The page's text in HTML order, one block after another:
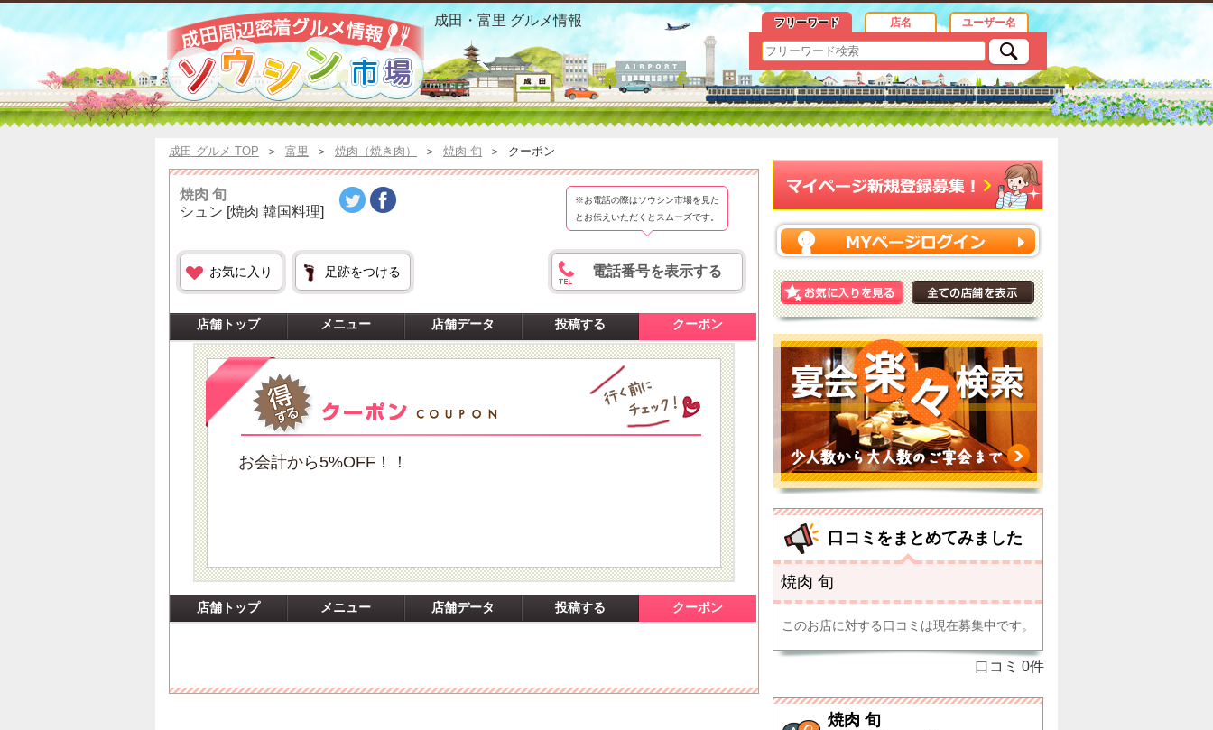
富里 日吉台 ｜焼肉 旬 クーポンおすすめ情報
成田・富里 グルメ情報 フリーワード 店名 ユーザー名
成田 グルメ TOP ＞ 富里 ＞ 焼肉（焼き肉） ＞ 焼肉 旬 ＞ クーポン
焼肉 旬
シュン [焼肉 韓国料理]
お気に入り 足跡をつける
※お電話の際はソウシン市場を見た
とお伝えいただくとスムーズです。
電話番号を表示する
店舗トップ メニュー 店舗データ 投稿する クーポン
お会計から5%OFF！！
店舗トップ メニュー 店舗データ 投稿する クーポン
口コミをまとめてみました
焼肉 旬
このお店に対する口コミは現在募集中です。
口コミ 0件
焼肉 旬